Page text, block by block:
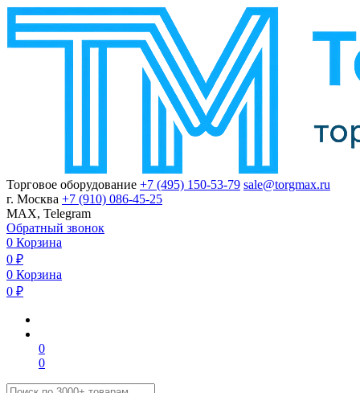
Торговое оборудование +7 (495) 150-53-79 sale@torgmax.ru
г. Москва +7 (910) 086-45-25
MAX, Telegram
Обратный звонок
0 Корзина
0 ₽
0 Корзина
0 ₽
0
0